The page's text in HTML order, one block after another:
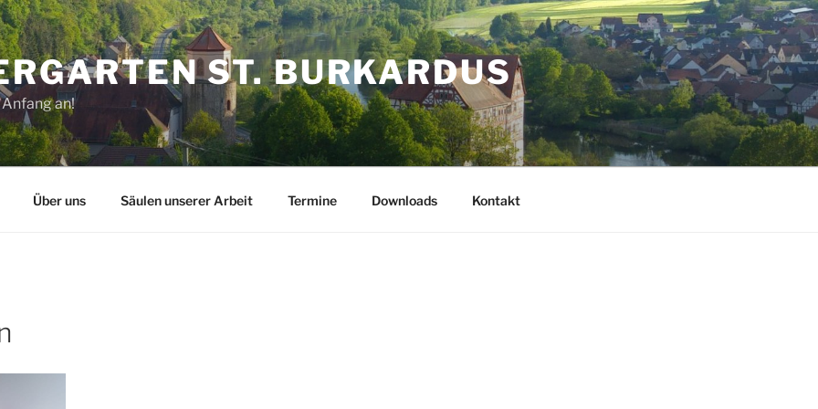
ST. BURKARDUS
an!
Über uns Säulen unserer Arbeit Termine Downloads Kontakt